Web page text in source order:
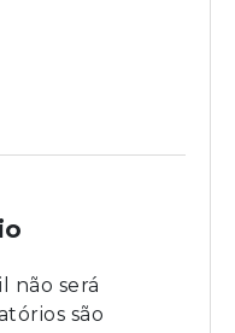
não será
são